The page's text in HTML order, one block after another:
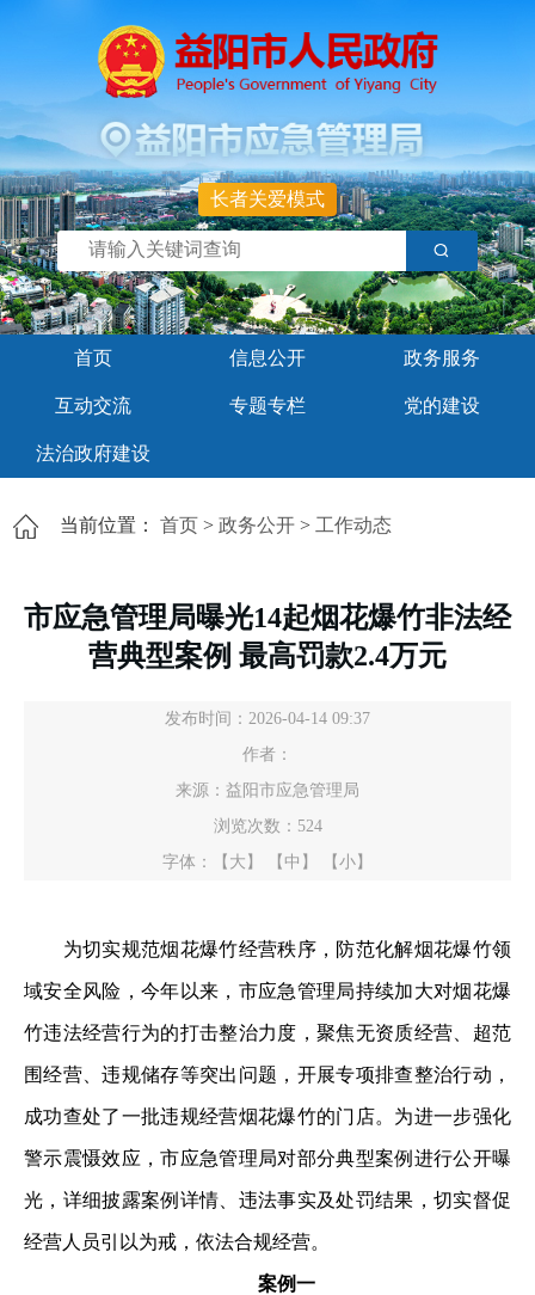
长者关爱模式
首页 信息公开 政务服务
互动交流 专题专栏 党的建设
法治政府建设
当前位置： 首页 > 政务公开 > 工作动态
市应急管理局曝光14起烟花爆竹非法经
营典型案例 最高罚款2.4万元
发布时间：2026-04-14 09:37
作者：
来源：益阳市应急管理局
浏览次数： 524
字体：
【大】 【中】 【小】
为切实规范烟花爆竹经营秩序，防范化解烟花爆竹领
域安全风险，今年以来，市应急管理局持续加大对烟花爆
竹违法经营行为的打击整治力度，聚焦无资质经营、超范
围经营、违规储存等突出问题，开展专项排查整治行动，
成功查处了一批违规经营烟花爆竹的门店。为进一步强化
警示震慑效应，市应急管理局对部分典型案例进行公开曝
光，详细披露案例详情、违法事实及处罚结果，切实督促
经营人员引以为戒，依法合规经营。
案例一